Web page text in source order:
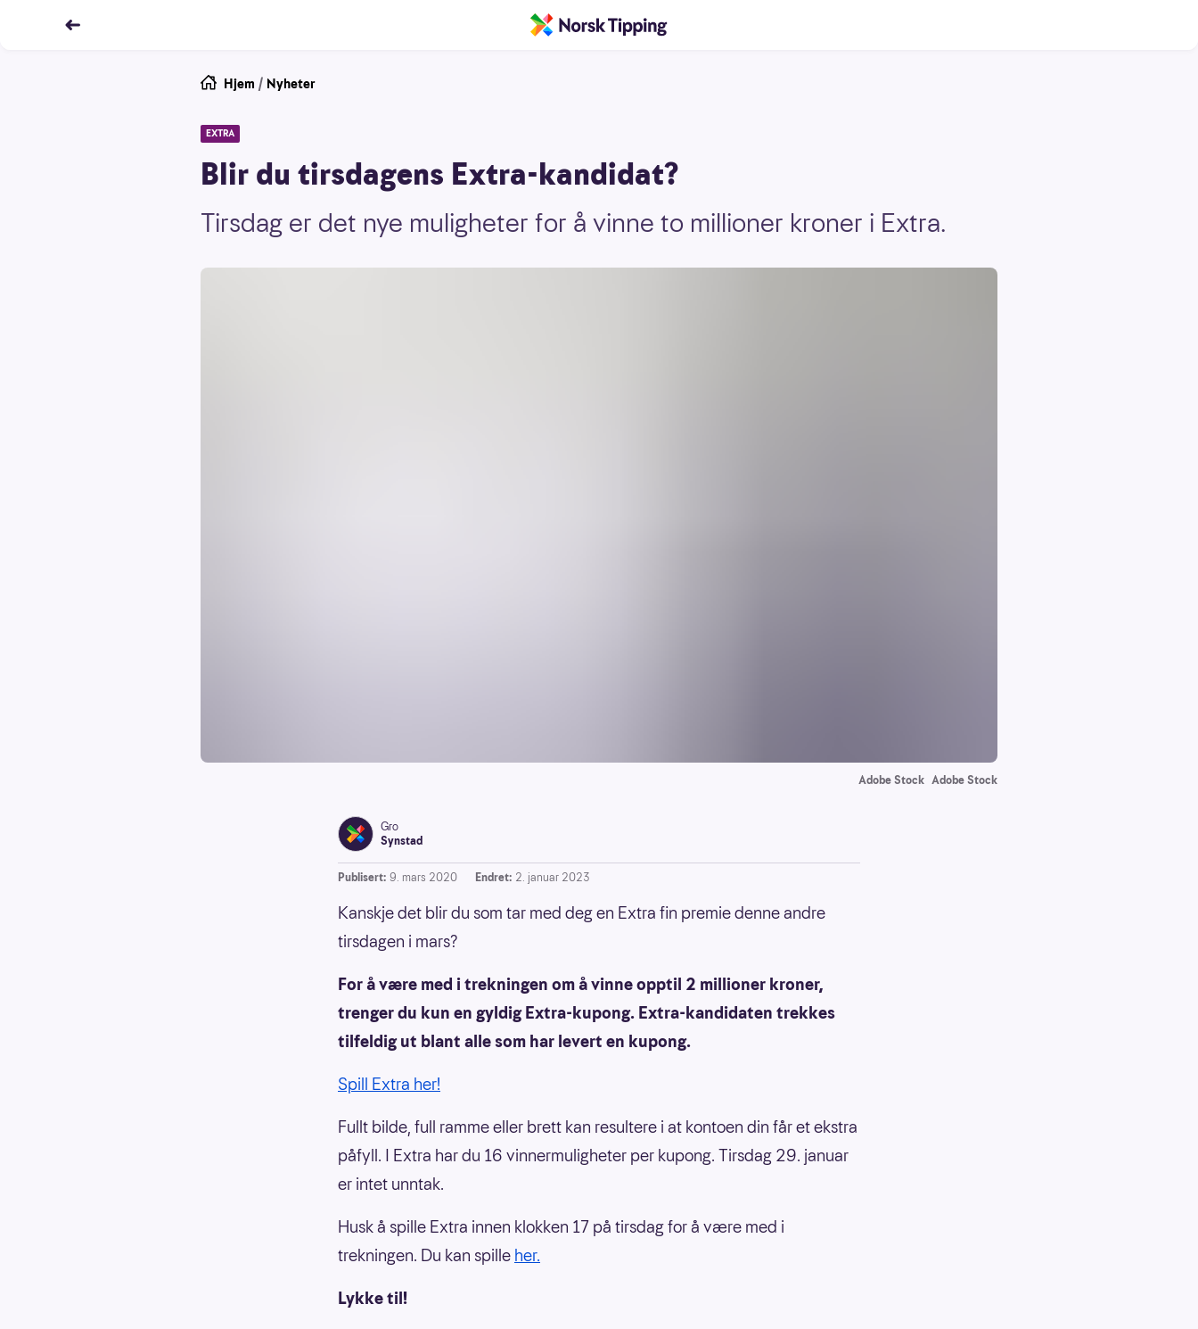
Hjem / Nyheter
EXTRA
Blir du tirsdagens Extra-kandidat?
Tirsdag er det nye muligheter for å vinne to millioner kroner i Extra.
Adobe Stock Adobe Stock
Gro
Synstad
Publisert: 9. mars 2020 Endret: 2. januar 2023
Kanskje det blir du som tar med deg en Extra fin premie denne andre
tirsdagen i mars?
For å være med i trekningen om å vinne opptil 2 millioner kroner,
trenger du kun en gyldig Extra-kupong. Extra-kandidaten trekkes
tilfeldig ut blant alle som har levert en kupong.
Spill Extra her!
Fullt bilde, full ramme eller brett kan resultere i at kontoen din får et ekstra
påfyll. I Extra har du 16 vinnermuligheter per kupong. Tirsdag 29. januar
er intet unntak.
Husk å spille Extra innen klokken 17 på tirsdag for å være med i
trekningen. Du kan spille her.
Lykke til!